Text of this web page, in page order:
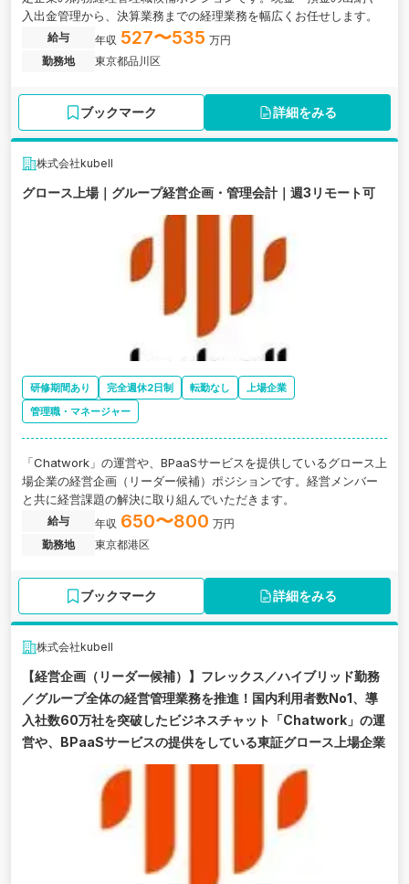
入出金管理から、決算業務までの経理業務を幅広くお任せします。
給与 年収 527〜535 万円
勤務地
東京都品川区
ブックマーク 詳細をみる
株式会社kubell
グロース上場｜グループ経営企画・管理会計｜週3リモート可
研修期間あり 完全週休2日制 転勤なし
上場企業
管理職・マネージャー
「Chatwork」の運営や、BPaaSサービスを提供しているグロース上
場企業の経営企画（リーダー候補）ポジションです。経営メンバー
と共に経営課題の解決に取り組んでいただきます。
給与 年収 650〜800 万円
勤務地
東京都港区
ブックマーク 詳細をみる
株式会社kubell
【経営企画（リーダー候補）】フレックス／ハイブリッド勤務
／グループ全体の経営管理業務を推進！国内利用者数No1、導
入社数60万社を突破したビジネスチャット「Chatwork」の運
営や、BPaaSサービスの提供をしている東証グロース上場企業